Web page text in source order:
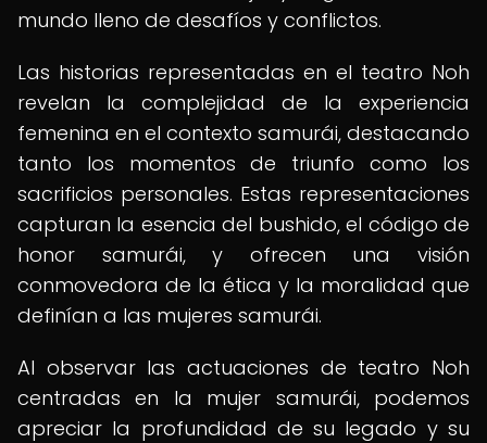
mundo lleno de desafíos y conflictos.
Las historias representadas en el teatro Noh
revelan la complejidad de la experiencia
femenina en el contexto samurái, destacando
tanto los momentos de triunfo como los
sacrificios personales. Estas representaciones
capturan la esencia del bushido, el código de
honor samurái, y ofrecen una visión
conmovedora de la ética y la moralidad que
definían a las mujeres samurái.
Al observar las actuaciones de teatro Noh
centradas en la mujer samurái, podemos
apreciar la profundidad de su legado y su